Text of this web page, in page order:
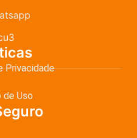
Privacidade
de Uso